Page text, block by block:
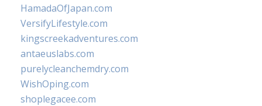
HamadaOfJapan.com
VersifyLifestyle.com
kingscreekadventures.com
antaeuslabs.com
purelycleanchemdry.com
WishOping.com
shoplegacee.com